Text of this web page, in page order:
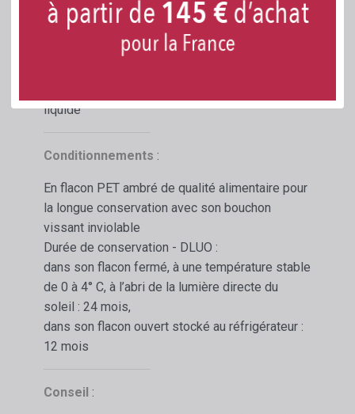
liquide
Conditionnements :
En flacon PET ambré de qualité alimentaire pour
la longue conservation avec son bouchon
vissant inviolable
Durée de conservation - DLUO :
dans son flacon fermé, à une température stable
de 0 à 4° C, à l’abri de la lumière directe du
soleil : 24 mois,
dans son flacon ouvert stocké au réfrigérateur :
12 mois
Conseil :